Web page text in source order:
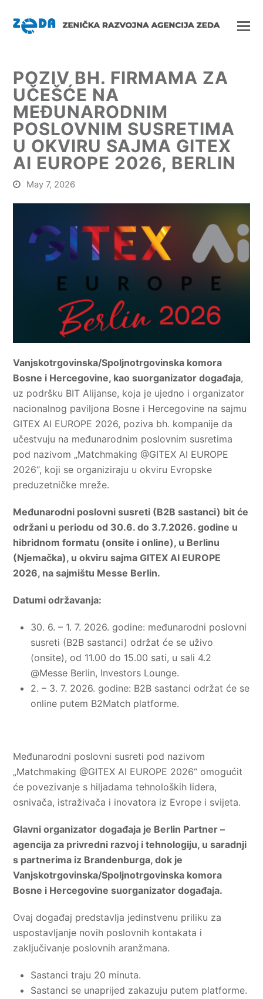
POZIV BH. FIRMAMA ZA
UČEŠĆE NA
MEĐUNARODNIM
POSLOVNIM SUSRETIMA
U OKVIRU SAJMA GITEX
AI EUROPE 2026, BERLIN
May 7, 2026
Vanjskotrgovinska/Spoljnotrgovinska komora
Bosne i Hercegovine, kao suorganizator događaja,
uz podršku BIT Alijanse, koja je ujedno i organizator
nacionalnog paviljona Bosne i Hercegovine na sajmu
GITEX AI EUROPE 2026, poziva bh. kompanije da
učestvuju na međunarodnim poslovnim susretima
pod nazivom „Matchmaking @GITEX AI EUROPE
2026“, koji se organiziraju u okviru Evropske
preduzetničke mreže.
Međunarodni poslovni susreti (B2B sastanci) bit će
održani u periodu od 30.6. do 3.7.2026. godine u
hibridnom formatu (onsite i online), u Berlinu
(Njemačka), u okviru sajma GITEX AI EUROPE
2026, na sajmištu Messe Berlin.
Datumi održavanja:
30. 6. – 1. 7. 2026. godine: međunarodni poslovni
susreti (B2B sastanci) održat će se uživo
(onsite), od 11.00 do 15.00 sati, u sali 4.2
@Messe Berlin, Investors Lounge.
2. – 3. 7. 2026. godine: B2B sastanci održat će se
online putem B2Match platforme.
Međunarodni poslovni susreti pod nazivom
„Matchmaking @GITEX AI EUROPE 2026“ omogućit
će povezivanje s hiljadama tehnoloških lidera,
osnivača, istraživača i inovatora iz Evrope i svijeta.
Glavni organizator događaja je Berlin Partner –
agencija za privredni razvoj i tehnologiju, u saradnji
s partnerima iz Brandenburga, dok je
Vanjskotrgovinska/Spoljnotrgovinska komora
Bosne i Hercegovine suorganizator događaja.
Ovaj događaj predstavlja jedinstvenu priliku za
uspostavljanje novih poslovnih kontakata i
zaključivanje poslovnih aranžmana.
Sastanci traju 20 minuta.
Sastanci se unaprijed zakazuju putem platforme.